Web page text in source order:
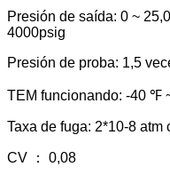
Presión de saída: 0 ~
4000psig
Presión de proba: 1,5
TEM funcionando: -40
Taxa de fuga: 2*10-8 atm
CV ： 0,08